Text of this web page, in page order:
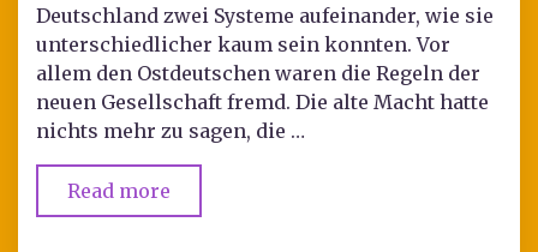
Deutschland zwei Systeme aufeinander, wie sie
unterschiedlicher kaum sein konnten. Vor
allem den Ostdeutschen waren die Regeln der
neuen Gesellschaft fremd. Die alte Macht hatte
nichts mehr zu sagen, die …
Read more